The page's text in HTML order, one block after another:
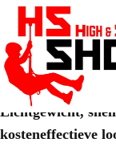
Skip
content
Walk Angel – Loopbrug
Walk Angel
Lichtgewicht,
kosteneffectieve